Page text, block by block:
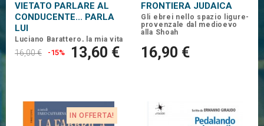
VIETATO PARLARE AL
CONDUCENTE... PARLA
LUI
Luciano Barattero, la mia vita
16,00 € -15% 13,60 €
FRONTIERA JUDAICA
Gli ebrei nello spazio ligure-
provenzale dal medioevo
alla Shoah
16,90 €
IN OFFERTA!